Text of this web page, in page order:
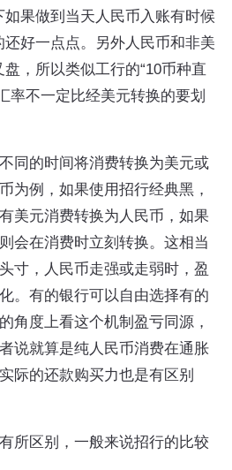
果做到当天人民币入账有时候
好一点点。另外人民币和非美
，所以类似工行的“10币种直
率不一定比经美元转换的要划
同的时间将消费转换为美元或
为例，如果使用招行经典黑，
美元消费转换为人民币，如果
会在消费时立刻转换。这相当
寸，人民币走强或走弱时，盈
。有的银行可以自由选择有的
角度上看这个机制盈亏同源，
说就算是纯人民币消费在通胀
际的还款购买力也是有区别
所区别，一般来说招行的比较